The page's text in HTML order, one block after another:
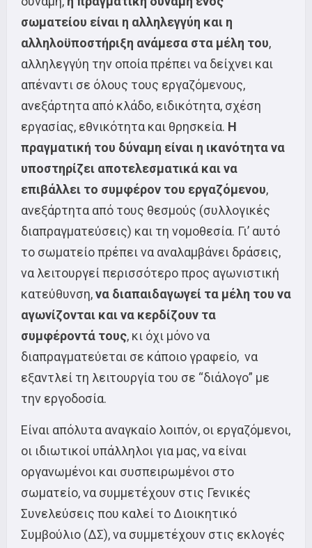
σωματείου είναι η αλληλεγγύη και η
αλληλοϋποστήριξη ανάμεσα στα μέλη του,
αλληλεγγύη την οποία πρέπει να δείχνει και
απέναντι σε όλους τους εργαζόμενους,
ανεξάρτητα από κλάδο, ειδικότητα, σχέση
εργασίας, εθνικότητα και θρησκεία. Η
πραγματική του δύναμη είναι η ικανότητα να
υποστηρίζει αποτελεσματικά και να
επιβάλλει το συμφέρον του εργαζόμενου,
ανεξάρτητα από τους θεσμούς (συλλογικές
διαπραγματεύσεις) και τη νομοθεσία. Γι’ αυτό
το σωματείο πρέπει να αναλαμβάνει δράσεις,
να λειτουργεί περισσότερο προς αγωνιστική
κατεύθυνση,να διαπαιδαγωγεί τα μέλη του να
αγωνίζονται και να κερδίζουν τα
συμφέροντά τους, κι όχι μόνο να
διαπραγματεύεται σε κάποιο γραφείο, να
εξαντλεί τη λειτουργία του σε “διάλογο” με
την εργοδοσία.
Είναι απόλυτα αναγκαίο λοιπόν, οι εργαζόμενοι,
οι ιδιωτικοί υπάλληλοι για μας, να είναι
οργανωμένοι και συσπειρωμένοι στο
σωματείο, να συμμετέχουν στις Γενικές
Συνελεύσεις που καλεί το Διοικητικό
Συμβούλιο (ΔΣ), να συμμετέχουν στις εκλογές